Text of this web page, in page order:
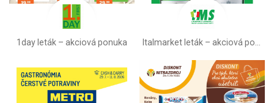
1day leták – akciová ponuka